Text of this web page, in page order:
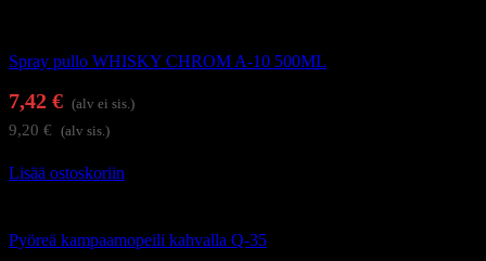
Spray pullo WHISKY CHROM A-10 500ML
7,42 € (alv ei sis.)
9,20 € (alv sis.)
Lisää ostoskoriin
Pyöreä kampaamopeili kahvalla Q-35